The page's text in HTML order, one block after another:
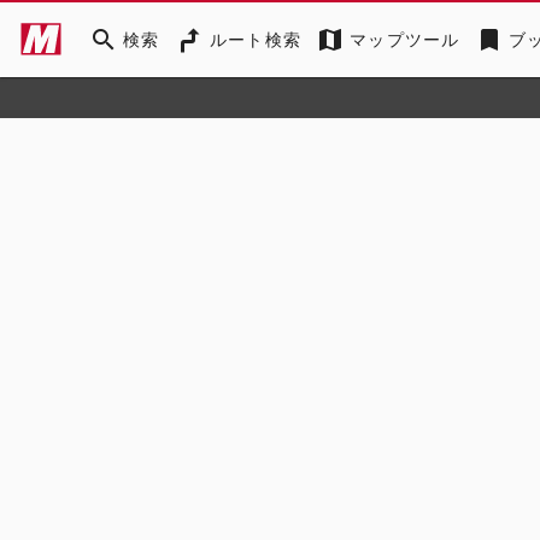
search 検索 ルート検索 map マップツール bookmark ブ